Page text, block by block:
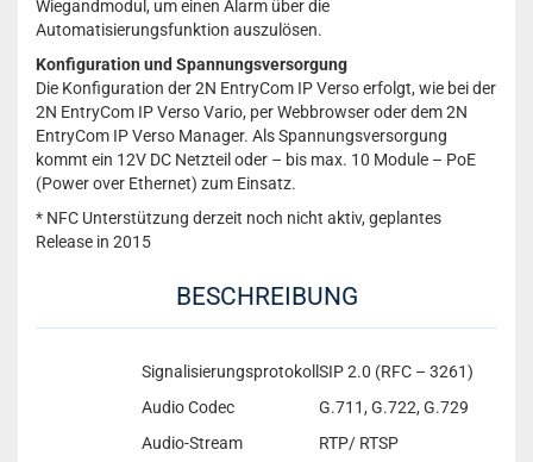
Wiegandmodul, um einen Alarm über die
Automatisierungsfunktion auszulösen.
Konfiguration und Spannungsversorgung
Die Konfiguration der 2N EntryCom IP Verso erfolgt, wie bei der
2N EntryCom IP Verso Vario, per Webbrowser oder dem 2N
EntryCom IP Verso Manager. Als Spannungsversorgung
kommt ein 12V DC Netzteil oder – bis max. 10 Module – PoE
(Power over Ethernet) zum Einsatz.
* NFC Unterstützung derzeit noch nicht aktiv, geplantes
Release in 2015
BESCHREIBUNG
Signalisierungsprotokoll SIP 2.0 (RFC – 3261)
Audio Codec
G.711, G.722, G.729
Audio-Stream
RTP/ RTSP